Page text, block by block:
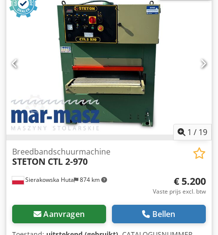
schoen + metalen rol - van boven: - invoerrol met metalen
glijdoppervlak - aggregaat - metalen glijrol - aggregaat -
metalen glijrol - van onder: - 2 metalen glijrollen -
transportband - 2 metalen glijrollen - pneumatische
bandoscillatie - 2 verplaatsingssnelheden - motor 2×7,5 kW
- elektrische hoogteverstelling van de tafel - werkdruk 6-8
bar - diameter afzuigaansluiting 2×160 mm - totale
afmetingen l/b/h: 1650×1060×1970 mm - gewicht: 972 kg
VOORDELEN – Poolse productie – 2 aggregaten – ongeverfd
– in zeer goede staat – gebruikte schuurmachine
Nettoprijs: 20.900 PLN Nettoprijs: 4.980 EUR (afhankelijk
van koers 4,2 EUR) (Prijzen kunnen variëren bij sterke
koersschommelingen)
1 / 19
Sierakowska Huta 874 km
Breedbandschuurmachine
STETON CTL 2-970
€ 5.200
Vaste prijs excl. btw
Aanvragen Bellen